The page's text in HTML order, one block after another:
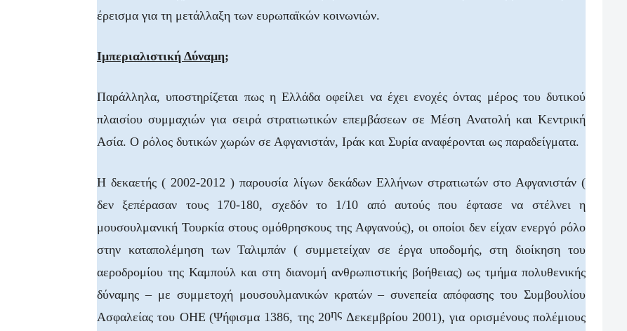
έρεισμα για τη μετάλλαξη των ευρωπαϊκών κοινωνιών.
Ιμπεριαλιστική Δύναμη;
Παράλληλα, υποστηρίζεται πως η Ελλάδα οφείλει να έχει ενοχές όντας μέρος του δυτικού
πλαισίου συμμαχιών για σειρά στρατιωτικών επεμβάσεων σε Μέση Ανατολή και Κεντρική
Ασία. Ο ρόλος δυτικών χωρών σε Αφγανιστάν, Ιράκ και Συρία αναφέρονται ως παραδείγματα.
Η δεκαετής ( 2002-2012 ) παρουσία λίγων δεκάδων Ελλήνων στρατιωτών στο Αφγανιστάν (
δεν ξεπέρασαν τους 170-180, σχεδόν το 1/10 από αυτούς που έφτασε να στέλνει η
μουσουλμανική Τουρκία στους ομόθρησκους της Αφγανούς), οι οποίοι δεν είχαν ενεργό ρόλο
στην καταπολέμηση των Ταλιμπάν ( συμμετείχαν σε έργα υποδομής, στη διοίκηση του
αεροδρομίου της Καμπούλ και στη διανομή ανθρωπιστικής βοήθειας) ως τμήμα πολυθενικής
δύναμης – με συμμετοχή μουσουλμανικών κρατών – συνεπεία απόφασης του Συμβουλίου
Ασφαλείας του ΟΗΕ (Ψήφισμα 1386, της 20ης Δεκεμβρίου 2001), για ορισμένους πολέμιους